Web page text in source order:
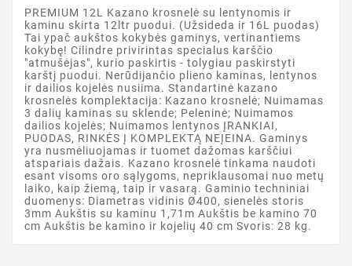
PREMIUM 12L Kazano krosnelė su lentynomis ir
kaminu skirta 12ltr puodui. (Užsideda ir 16L puodas)
Tai ypač aukštos kokybės gaminys, vertinantiems
kokybę! Cilindre privirintas specialus karščio
"atmušėjas", kurio paskirtis - tolygiau paskirstyti
karštį puodui. Nerūdijančio plieno kaminas, lentynos
ir dailios kojelės nusiima. Standartinė kazano
krosnelės komplektacija: Kazano krosnelė; Nuimamas
3 dalių kaminas su sklende; Peleninė; Nuimamos
dailios kojelės; Nuimamos lentynos ĮRANKIAI,
PUODAS, RINKĖS Į KOMPLEKTĄ NEĮEINA. Gaminys
yra nusmėliuojamas ir tuomet dažomas karščiui
atspariais dažais. Kazano krosnelė tinkama naudoti
esant visoms oro sąlygoms, nepriklausomai nuo metų
laiko, kaip žiemą, taip ir vasarą. Gaminio techniniai
duomenys: Diametras vidinis Ø400, sienelės storis
3mm Aukštis su kaminu 1,71m Aukštis be kamino 70
cm Aukštis be kamino ir kojelių 40 cm Svoris: 28 kg.